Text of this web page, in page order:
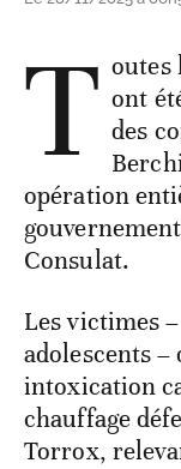
T outes
ont
des
opération
Consulat.
Les victimes
adolescents –
intoxication
chauffage
Torrox,